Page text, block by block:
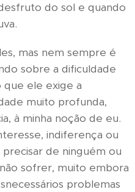
do sol e quando
mas nem sempre é
sobre a dificuldade
que ele exige a
muito profunda,
à minha noção de eu.
indiferença ou
de ninguém ou
sofrer, muito embora
problemas